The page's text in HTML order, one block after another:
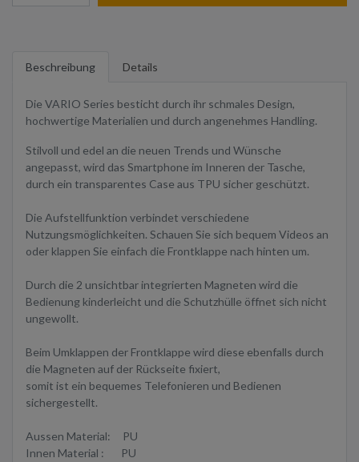
Beschreibung Details
Die VARIO Series besticht durch ihr schmales Design,
hochwertige Materialien und durch angenehmes Handling.
Stilvoll und edel an die neuen Trends und Wünsche
angepasst, wird das Smartphone im Inneren der Tasche,
durch ein transparentes Case aus TPU sicher geschützt.
Die Aufstellfunktion verbindet verschiedene
Nutzungsmöglichkeiten. Schauen Sie sich bequem Videos an
oder klappen Sie einfach die Frontklappe nach hinten um.
Durch die 2 unsichtbar integrierten Magneten wird die
Bedienung kinderleicht und die Schutzhülle öffnet sich nicht
ungewollt.
Beim Umklappen der Frontklappe wird diese ebenfalls durch
die Magneten auf der Rückseite fixiert,
somit ist ein bequemes Telefonieren und Bedienen
sichergestellt.
Aussen Material: PU
Innen Material : PU